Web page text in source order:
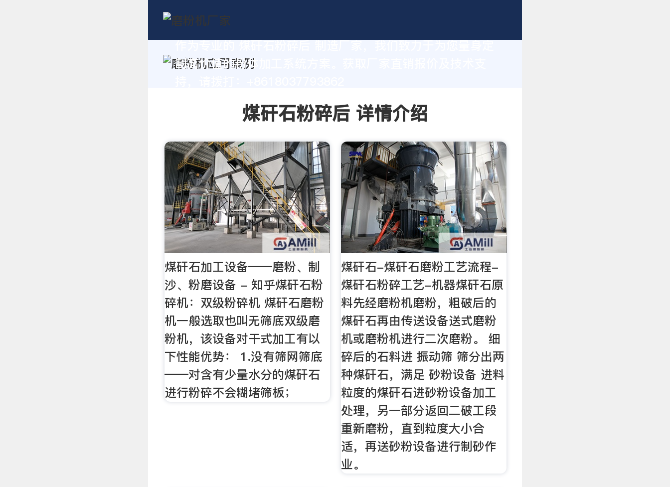
制高价值的粉体加工系统方案。获取厂家直销报价及技术支
煤矸石粉碎后 详情介绍
煤矸石加工设备——磨粉、制
沙、粉磨设备 - 知乎煤矸石粉
碎机：双级粉碎机 煤矸石磨粉
机一般选取也叫无筛底双级磨
粉机，该设备对干式加工有以
下性能优势： 1.没有筛网筛底
——对含有少量水分的煤矸石
进行粉碎不会糊堵筛板；
煤矸石-煤矸石磨粉工艺流程-
煤矸石粉碎工艺-机器煤矸石原
料先经磨粉机磨粉，粗破后的
煤矸石再由传送设备送式磨粉
机或磨粉机进行二次磨粉。 细
碎后的石料进 振动筛 筛分出两
种煤矸石，满足 砂粉设备 进料
粒度的煤矸石进砂粉设备加工
处理，另一部分返回二破工段
重新磨粉，直到粒度大小合
适，再送砂粉设备进行制砂作
业。